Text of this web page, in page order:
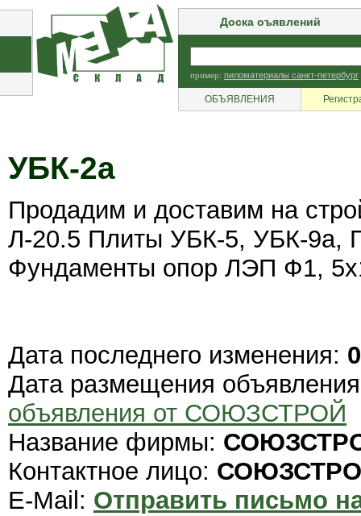
Доска оъявлений
пример: пиломатериалы санкт-петербург
ОБЪЯВЛЕНИЯ
УБК-2а
Продадим и доставим на
Л-20.5 Плиты УБК-5, УБК-9а,
Фундаменты опор ЛЭП Ф1,
Дата последнего изменения:
Дата размещения
объявления от СОЮЗСТРОЙ
Название фирмы:
Контактное лицо:
E-Mail: Отправить письмо